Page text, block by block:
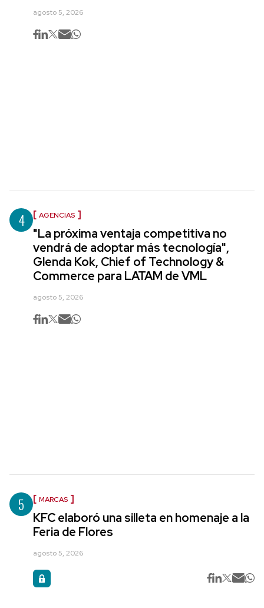
agosto 5, 2026
4 AGENCIAS
"La próxima ventaja competitiva no
vendrá de adoptar más tecnología",
Glenda Kok, Chief of Technology &
Commerce para LATAM de VML
agosto 5, 2026
5 MARCAS
KFC elaboró una silleta en homenaje a la
Feria de Flores
agosto 5, 2026